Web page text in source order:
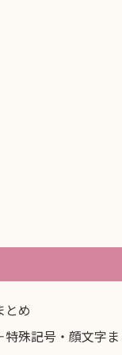
とめ
特殊記号・顔文字